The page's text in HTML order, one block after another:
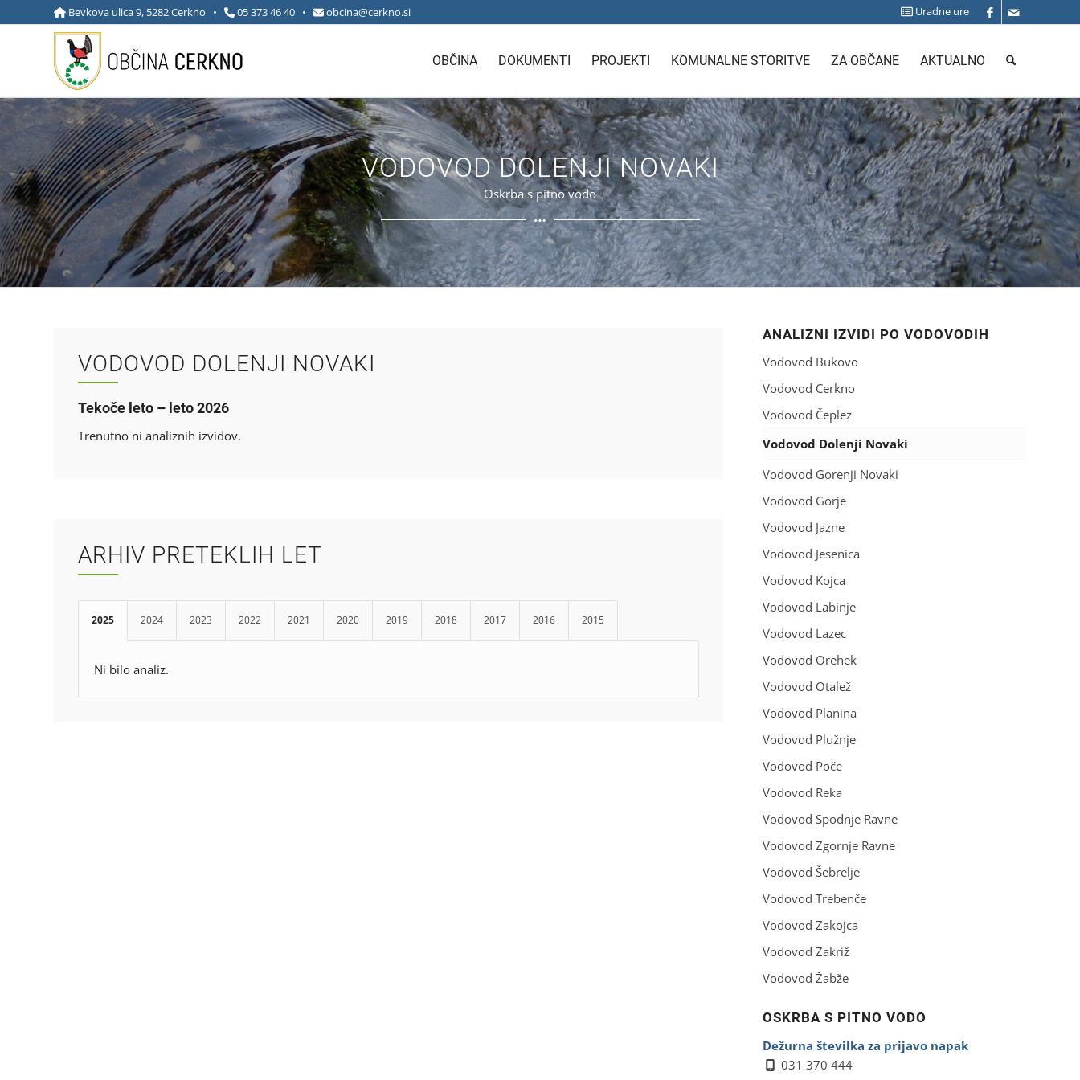
Uradne ure
Bevkova ulica 9, 5282 Cerkno • 05 373 46 40• obcina@cerkno.si
OBČINA DOKUMENTI PROJEKTI KOMUNALNE STORITVE ZA OBČANE AKTUALNO
VODOVOD DOLENJI NOVAKI
Oskrba s pitno vodo
VODOVOD DOLENJI NOVAKI
Tekoče leto – leto 2026
Trenutno ni analiznih izvidov.
ARHIV PRETEKLIH LET
2025 2024 2023 2022 2021 2020 2019 2018 2017 2016 2015
Ni bilo analiz.
ANALIZNI IZVIDI PO VODOVODIH
Vodovod Bukovo
Vodovod Cerkno
Vodovod Čeplez
Vodovod Dolenji Novaki
Vodovod Gorenji Novaki
Vodovod Gorje
Vodovod Jazne
Vodovod Jesenica
Vodovod Kojca
Vodovod Labinje
Vodovod Lazec
Vodovod Orehek
Vodovod Otalež
Vodovod Planina
Vodovod Plužnje
Vodovod Poče
Vodovod Reka
Vodovod Spodnje Ravne
Vodovod Zgornje Ravne
Vodovod Šebrelje
Vodovod Trebenče
Vodovod Zakojca
Vodovod Zakriž
Vodovod Žabže
OSKRBA S PITNO VODO
Dežurna številka za prijavo napak
031 370 444